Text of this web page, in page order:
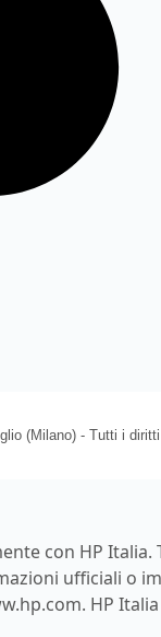
(Milano) - Tutti i
con HP
ufficiali o
. HP